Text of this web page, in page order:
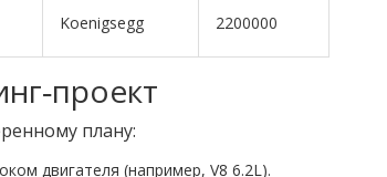
Koenigsegg 2200000
плану:
двигателя (например, V8 6.2L).